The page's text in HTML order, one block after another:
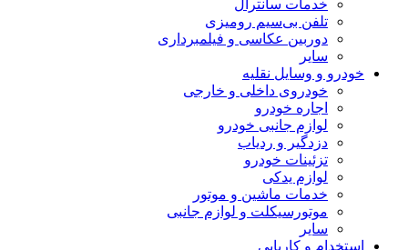
خدمات سانترال
تلفن بی‌سیم رومیزی
دوربین عکاسی و فیلمبرداری
سایر
خودرو و وسایل نقلیه
خودروی داخلی و خارجی
اجاره خودرو
لوازم جانبی خودرو
دزدگیر و ردیاب
تزئینات خودرو
لوازم یدکی
خدمات ماشین و موتور
موتورسیکلت و لوازم جانبی
سایر
استخدام و کاریابی